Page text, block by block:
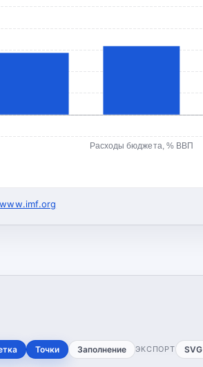
Расходы бюджета, % ВВП
www.imf.org
Точки Заполнение ЭКСПОРТ SVG